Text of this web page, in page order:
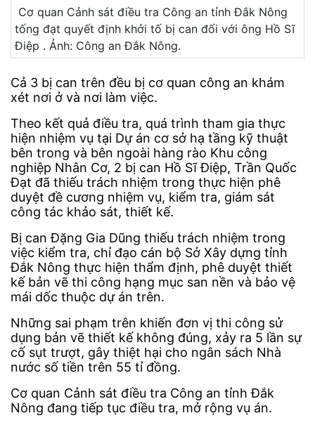
Cơ quan Cảnh sát điều tra Công an tỉnh Đắk Nông
tống đạt quyết định khởi tố bị can đối với ông Hồ Sĩ
Điệp . Ảnh: Công an Đắk Nông.
Cả 3 bị can trên đều bị cơ quan công an khám
xét nơi ở và nơi làm việc.
Theo kết quả điều tra, quá trình tham gia thực
hiện nhiệm vụ tại Dự án cơ sở hạ tầng kỹ thuật
bên trong và bên ngoài hàng rào Khu công
nghiệp Nhân Cơ, 2 bị can Hồ Sĩ Điệp, Trần Quốc
Đạt đã thiếu trách nhiệm trong thực hiện phê
duyệt đề cương nhiệm vụ, kiểm tra, giám sát
công tác khảo sát, thiết kế.
Bị can Đặng Gia Dũng thiếu trách nhiệm trong
việc kiểm tra, chỉ đạo cán bộ Sở Xây dựng tỉnh
Đắk Nông thực hiện thẩm định, phê duyệt thiết
kế bản vẽ thi công hạng mục san nền và bảo vệ
mái dốc thuộc dự án trên.
Những sai phạm trên khiến đơn vị thi công sử
dụng bản vẽ thiết kế không đúng, xảy ra 5 lần sự
cố sụt trượt, gây thiệt hại cho ngân sách Nhà
nước số tiền trên 55 tỉ đồng.
Cơ quan Cảnh sát điều tra Công an tỉnh Đắk
Nông đang tiếp tục điều tra, mở rộng vụ án.